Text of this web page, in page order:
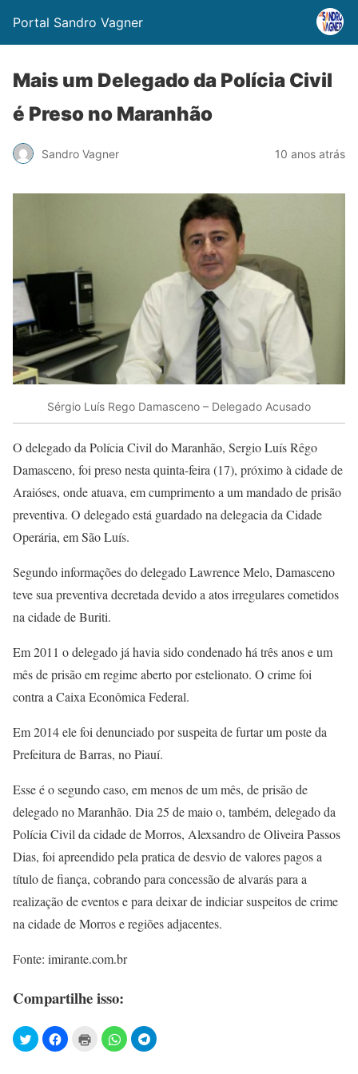
Portal Sandro Vagner
Mais um Delegado da Polícia Civil
é Preso no Maranhão
Sandro Vagner 10 anos atrás
Sérgio Luís Rego Damasceno – Delegado Acusado
O delegado da Polícia Civil do Maranhão, Sergio Luís Rêgo
Damasceno, foi preso nesta quinta-feira (17), próximo à cidade de
Araióses, onde atuava, em cumprimento a um mandado de prisão
preventiva. O delegado está guardado na delegacia da Cidade
Operária, em São Luís.
Segundo informações do delegado Lawrence Melo, Damasceno
teve sua preventiva decretada devido a atos irregulares cometidos
na cidade de Buriti.
Em 2011 o delegado já havia sido condenado há três anos e um
mês de prisão em regime aberto por estelionato. O crime foi
contra a Caixa Econômica Federal.
Em 2014 ele foi denunciado por suspeita de furtar um poste da
Prefeitura de Barras, no Piauí.
Esse é o segundo caso, em menos de um mês, de prisão de
delegado no Maranhão. Dia 25 de maio o, também, delegado da
Polícia Civil da cidade de Morros, Alexsandro de Oliveira Passos
Dias, foi apreendido pela pratica de desvio de valores pagos a
título de fiança, cobrando para concessão de alvarás para a
realização de eventos e para deixar de indiciar suspeitos de crime
na cidade de Morros e regiões adjacentes.
Fonte: imirante.com.br
Compartilhe isso: